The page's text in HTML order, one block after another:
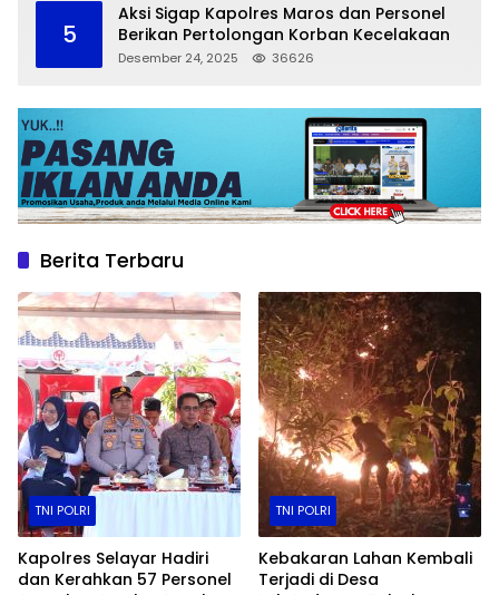
5
Aksi Sigap Kapolres Maros dan Personel
Berikan Pertolongan Korban Kecelakaan
Desember 24, 2025 36626
Berita Terbaru
TNI POLRI
Kapolres Selayar Hadiri
dan Kerahkan 57 Personel
TNI POLRI
Kebakaran Lahan Kembali
Terjadi di Desa